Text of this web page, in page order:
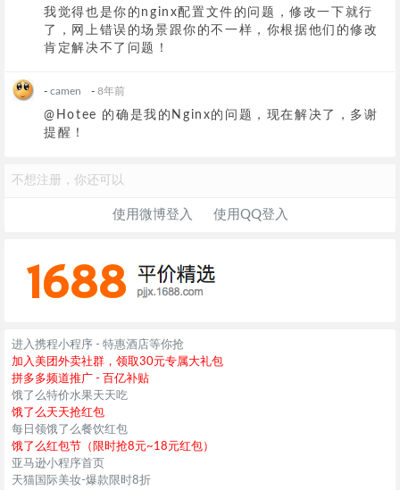
我觉得也是你的nginx配置文件的问题，修改一下就行
了，网上错误的场景跟你的不一样，你根据他们的修改
肯定解决不了问题！
-camen -8年前
@Hotee 的确是我的Nginx的问题，现在解决了，多谢
提醒！
不想注册，你还可以
使用微博登入 使用QQ登入
进入携程小程序 - 特惠酒店等你抢
加入美团外卖社群，领取30元专属大礼包
拼多多频道推广 - 百亿补贴
饿了么特价水果天天吃
饿了么天天抢红包
每日领饿了么餐饮红包
饿了么红包节（限时抢8元~18元红包）
亚马逊小程序首页
天猫国际美妆-爆款限时8折